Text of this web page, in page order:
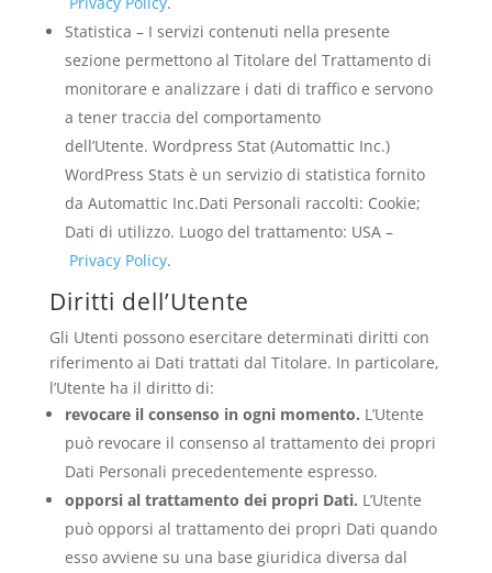
Statistica – I servizi contenuti nella presente
sezione permettono al Titolare del Trattamento di
monitorare e analizzare i dati di traffico e servono
a tener traccia del comportamento
dell’Utente. Wordpress Stat (Automattic Inc.)
WordPress Stats è un servizio di statistica fornito
da Automattic Inc.Dati Personali raccolti: Cookie;
Dati di utilizzo. Luogo del trattamento: USA –
Privacy Policy.
Diritti dell’Utente
Gli Utenti possono esercitare determinati diritti con
riferimento ai Dati trattati dal Titolare. In particolare,
l’Utente ha il diritto di:
revocare il consenso in ogni momento. L’Utente
può revocare il consenso al trattamento dei propri
Dati Personali precedentemente espresso.
opporsi al trattamento dei propri Dati. L’Utente
può opporsi al trattamento dei propri Dati quando
esso avviene su una base giuridica diversa dal